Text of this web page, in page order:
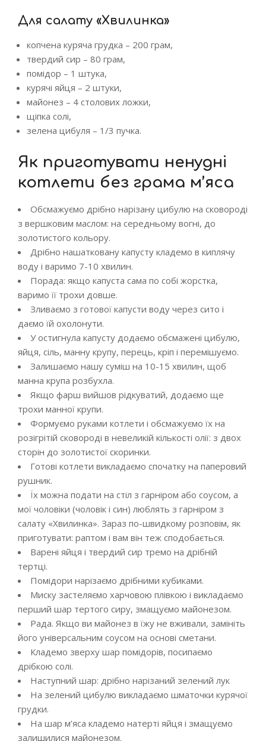
Для салату «Хвилинка»
копчена куряча грудка – 200 грам,
твердий сир – 80 грам,
помідор – 1 штука,
курячі яйця – 2 штуки,
майонез – 4 столових ложки,
щіпка солі,
зелена цибуля – 1/3 пучка.
Як приготувати ненудні
котлети без грама м’яса
Обсмажуємо дрібно нарізану цибулю на сковороді
з вершковим маслом: на середньому вогні, до
золотистого кольору.
Дрібно нашатковану капусту кладемо в киплячу
воду і варимо 7-10 хвилин.
Порада: якщо капуста сама по собі жорстка,
варимо її трохи довше.
Зливаємо з готової капусти воду через сито і
даємо їй охолонути.
У остигнула капусту додаємо обсмажені цибулю,
яйця, сіль, манну крупу, перець, кріп і перемішуємо.
Залишаємо нашу суміш на 10-15 хвилин, щоб
манна крупа розбухла.
Якщо фарш вийшов рідкуватий, додаємо ще
трохи манної крупи.
Формуємо руками котлети і обсмажуємо їх на
розігрітій сковороді в невеликій кількості олії: з двох
сторін до золотистої скоринки.
Готові котлети викладаємо спочатку на паперовий
рушник.
Їх можна подати на стіл з гарніром або соусом, а
мої чоловіки (чоловік і син) люблять з гарніром з
салату «Хвилинка». Зараз по-швидкому розповім, як
приготувати: раптом і вам він теж сподобається.
Варені яйця і твердий сир тремо на дрібній
тертці.
Помідори нарізаємо дрібними кубиками.
Миску застеляємо харчовою плівкою і викладаємо
перший шар тертого сиру, змащуємо майонезом.
Рада. Якщо ви майонез в їжу не вживали, замініть
його універсальним соусом на основі сметани.
Кладемо зверху шар помідорів, посипаємо
дрібкою солі.
Наступний шар: дрібно нарізаний зелений лук
На зелений цибулю викладаємо шматочки курячої
грудки.
На шар м’яса кладемо натерті яйця і змащуємо
залишилися майонезом.